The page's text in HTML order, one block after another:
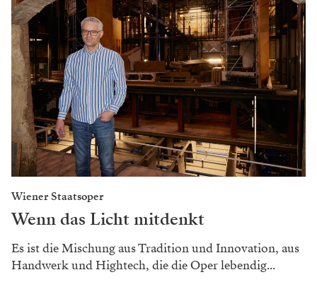
Wiener Staatsoper
Wenn das Licht mitdenkt
Es ist die Mischung aus Tradition und Innovation, aus
Handwerk und Hightech, die die Oper lebendig...